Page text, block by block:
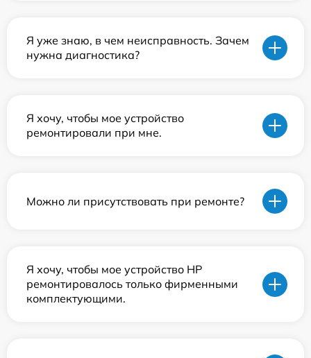
Я уже знаю, в чем неисправность. Зачем
нужна диагностика?
Я хочу, чтобы мое устройство
ремонтировали при мне.
Можно ли присутствовать при ремонте?
Я хочу, чтобы мое устройство HP
ремонтировалось только фирменными
комплектующими.